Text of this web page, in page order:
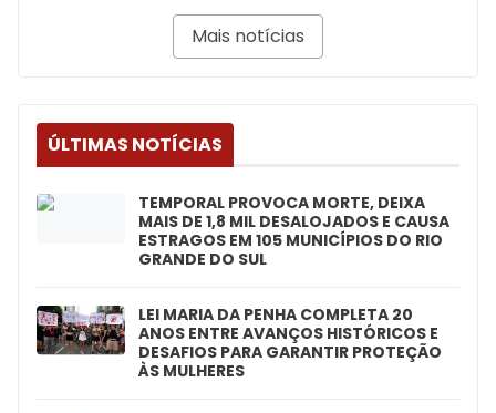
Mais notícias
ÚLTIMAS NOTÍCIAS
TEMPORAL PROVOCA MORTE, DEIXA
MAIS DE 1,8 MIL DESALOJADOS E CAUSA
ESTRAGOS EM 105 MUNICÍPIOS DO RIO
GRANDE DO SUL
LEI MARIA DA PENHA COMPLETA 20
ANOS ENTRE AVANÇOS HISTÓRICOS E
DESAFIOS PARA GARANTIR PROTEÇÃO
ÀS MULHERES